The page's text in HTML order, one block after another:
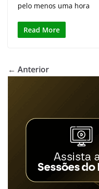
pelo menos uma hora
Read More
← Anterior